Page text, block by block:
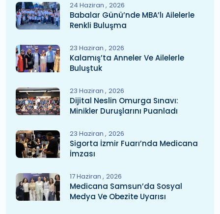
24 Haziran 2026
Babalar Günü’nde MBA’lı Ailelerle
Renkli Buluşma
23 Haziran 2026
Kalamış’ta Anneler Ve Ailelerle
Buluştuk
23 Haziran 2026
Dijital Neslin Omurga Sınavı:
Minikler Duruşlarını Puanladı
23 Haziran 2026
Sigorta İzmir Fuarı’nda Medicana
İmzası
17 Haziran 2026
Medicana Samsun’da Sosyal
Medya Ve Obezite Uyarısı